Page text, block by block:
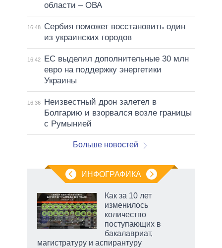
области – ОВА
16:48
Сербия поможет восстановить один
из украинских городов
16:42
ЕС выделил дополнительные 30 млн
евро на поддержку энергетики
Украины
16:36
Неизвестный дрон залетел в
Болгарию и взорвался возле границы
с Румынией
Больше новостей
ИНФОГРАФИКА
Как за 10 лет
изменилось
количество
поступающих в
бакалавриат,
магистратуру и аспирантуру